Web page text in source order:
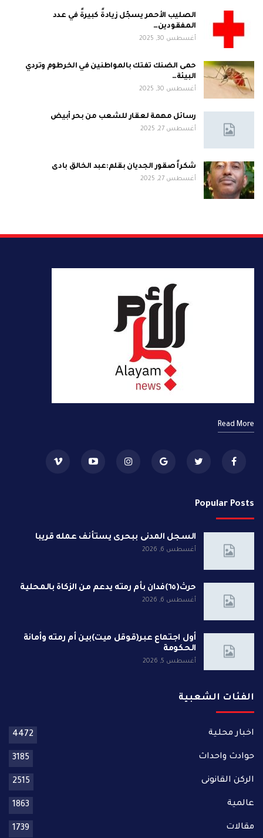
الصليب الأحمر يسجّل زيادةً كبيرةً في عدد
المفقودين…
أغسطس 30, 2025
حمى الضنك تفتك بالمواطنين في الخرطوم وتردي
البيئة…
أغسطس 30, 2025
رسائل مهمة لعقار للشعب من بحر أبيض
أغسطس 27, 2025
شكراً صقور الجديان بقلم:عبد الخالق بادى
أغسطس 27, 2025
Read More
Popular Posts
السجل المدنى ببحرى يستأنف عمله قريبا
أغسطس 6, 2026
حرث(٦٥)فدان بأم رمته يدعم من الزكاة بالمحلية
أغسطس 6, 2026
أول اجتماع عبر(قوقل ميت)بين أم رمته وأمانة
الحكومة
أغسطس 5, 2026
الفئات الشعبية
اخبار محلية 4472
حوادث واحداث 3185
الركن القانونى 2515
عالمية 1863
مقالات 1739